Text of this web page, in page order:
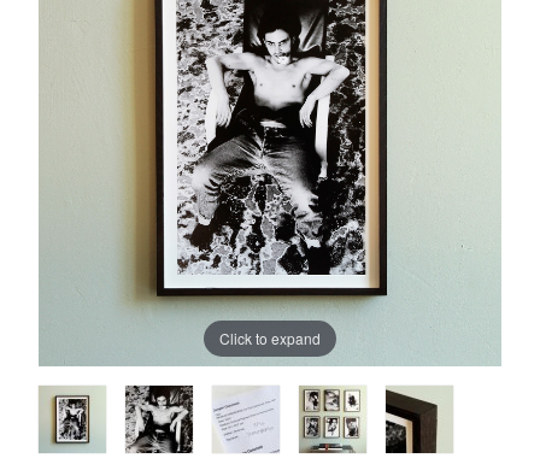
Click to expand